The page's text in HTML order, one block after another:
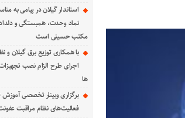
استاندار گیلان در پیامی به
نماد وحدت، همبستگی و
مکتب حسینی است
با همکاری توزیع برق گیلان و
اجرای طرح الزام نصب
ها
برگزاری وبینار تخصصی آموزش
فعالیت‌های نظام مراقبت